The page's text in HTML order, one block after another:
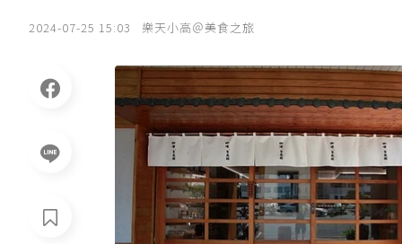
2024-07-25 15:03 樂天小高＠美食之旅